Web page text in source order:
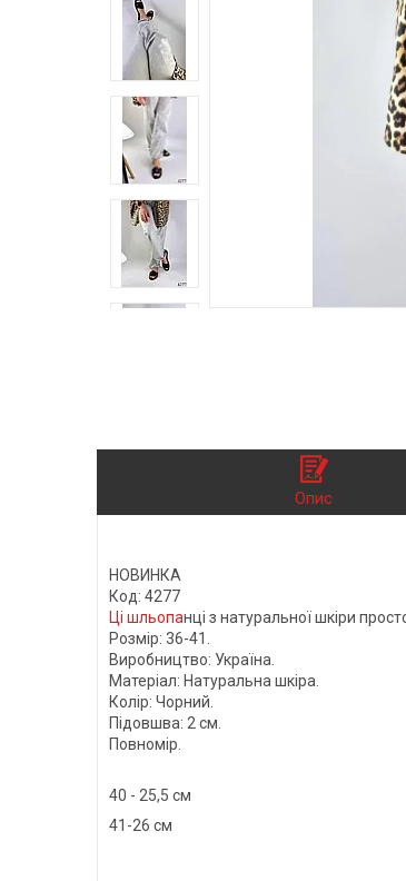
Опис
НОВИНКА
Код: 4277
Ці шльопанці з натуральної шкіри
Розмір: 36-41.
Виробництво: Україна.
Матеріал: Натуральна шкіра.
Колір: Чорний.
Підовшва: 2 см.
Повномір.
40 - 25,5 см
41-26 см